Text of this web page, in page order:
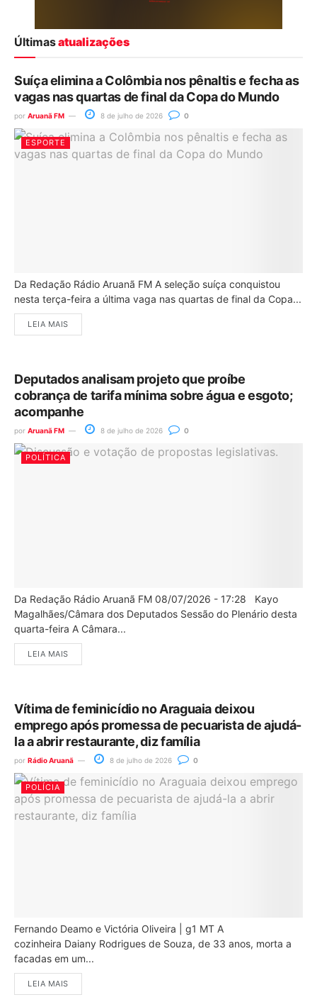
Últimasatualizações
Suíça elimina a Colômbia nos pênaltis e fecha as
vagas nas quartas de final da Copa do Mundo
por Aruanã FM 8 de julho de 2026 0
ESPORTE
Da Redação Rádio Aruanã FM A seleção suíça conquistou
nesta terça-feira a última vaga nas quartas de final da Copa...
LEIA MAIS
Deputados analisam projeto que proíbe
cobrança de tarifa mínima sobre água e esgoto;
acompanhe
por Aruanã FM 8 de julho de 2026 0
POLÍTICA
Da Redação Rádio Aruanã FM 08/07/2026 - 17:28 Kayo
Magalhães/Câmara dos Deputados Sessão do Plenário desta
quarta-feira A Câmara...
LEIA MAIS
Vítima de feminicídio no Araguaia deixou
emprego após promessa de pecuarista de ajudá-
la a abrir restaurante, diz família
por Rádio Aruanã 8 de julho de 2026 0
POLÍCIA
Fernando Deamo e Victória Oliveira | g1 MT A
cozinheira Daiany Rodrigues de Souza, de 33 anos, morta a
facadas em um...
LEIA MAIS